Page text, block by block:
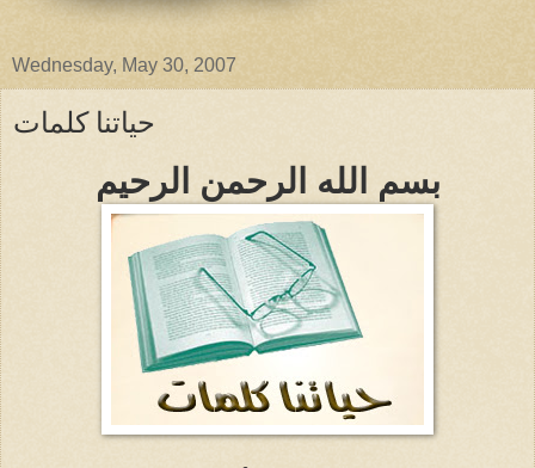
Wednesday, May 30, 2007
حياتنا كلمات
بسم الله الرحمن الرحيم